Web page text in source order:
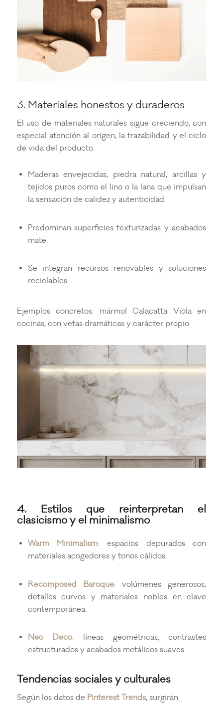
3. Materiales honestos y duraderos
El uso de materiales naturales sigue creciendo, con
especial atención al origen, la trazabilidad y el ciclo
de vida del producto.
Maderas envejecidas, piedra natural, arcillas y
tejidos puros como el lino o la lana que impulsan
la sensación de calidez y autenticidad.
Predominan superficies texturizadas y acabados
mate.
Se integran recursos renovables y soluciones
reciclables.
Ejemplos concretos: mármol Calacatta Viola en
cocinas, con vetas dramáticas y carácter propio.
4. Estilos que reinterpretan el
clasicismo y el minimalismo
Warm Minimalism: espacios depurados con
materiales acogedores y tonos cálidos.
Recomposed Baroque: volúmenes generosos,
detalles curvos y materiales nobles en clave
contemporánea.
Neo Deco: líneas geométricas, contrastes
estructurados y acabados metálicos suaves.
Tendencias sociales y culturales
Según los datos de Pinterest Trends, surgirán: